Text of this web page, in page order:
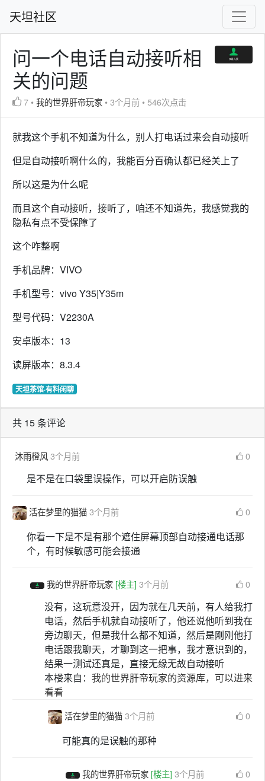
天坦社区
问一个电话自动接听相
关的问题
7 •我的世界肝帝玩家 •3个月前 •546次点击
就我这个手机不知道为什么，别人打电话过来会自动接听
但是自动接听啊什么的，我能百分百确认都已经关上了
所以这是为什么呢
而且这个自动接听，接听了，咱还不知道先，我感觉我的
隐私有点不受保障了
这个咋整啊
手机品牌：VIVO
手机型号：vivo Y35|Y35m
型号代码：V2230A
安卓版本：13
读屏版本：8.3.4
天坦茶馆·有料闲聊
共 15 条评论
沐雨橙风3个月前 0
是不是在口袋里误操作，可以开启防误触
活在梦里的猫猫3个月前 0
你看一下是不是有那个遮住屏幕顶部自动接通电话那
个，有时候敏感可能会接通
我的世界肝帝玩家 [楼主] 3个月前 0
没有，这玩意没开，因为就在几天前，有人给我打
电话，然后手机就自动接听了，他还说他听到我在
旁边聊天，但是我什么都不知道，然后是刚刚他打
电话跟我聊天，才聊到这一把事，我才意识到的，
结果一测试还真是，直接无缘无故自动接听
本楼来自： 我的世界肝帝玩家的资源库，可以进来
看看
活在梦里的猫猫3个月前 0
可能真的是误触的那种
我的世界肝帝玩家 [楼主] 3个月前 0